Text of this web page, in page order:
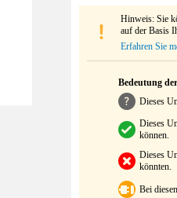
Hinweis: Sie
auf der Basis
Erfahren Sie
Bedeutung
Dieses
Dieses
können.
Dieses
könnten.
Bei